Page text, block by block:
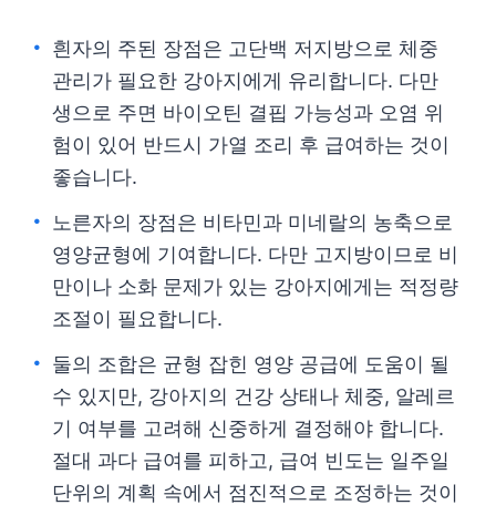
흰자의 주된 장점은 고단백 저지방으로 체중
관리가 필요한 강아지에게 유리합니다. 다만
생으로 주면 바이오틴 결핍 가능성과 오염 위
험이 있어 반드시 가열 조리 후 급여하는 것이
좋습니다.
노른자의 장점은 비타민과 미네랄의 농축으로
영양균형에 기여합니다. 다만 고지방이므로 비
만이나 소화 문제가 있는 강아지에게는 적정량
조절이 필요합니다.
둘의 조합은 균형 잡힌 영양 공급에 도움이 될
수 있지만, 강아지의 건강 상태나 체중, 알레르
기 여부를 고려해 신중하게 결정해야 합니다.
절대 과다 급여를 피하고, 급여 빈도는 일주일
단위의 계획 속에서 점진적으로 조정하는 것이